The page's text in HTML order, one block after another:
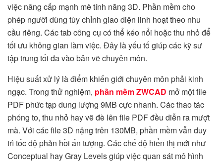
việc nâng cấp mạnh mẽ tính năng 3D. Phần mềm cho
phép người dùng tùy chỉnh giao diện linh hoạt theo nhu
cầu riêng. Các tab công cụ có thể kéo nổi hoặc thu nhỏ để
tối ưu không gian làm việc. Đây là yếu tố giúp các kỹ sư
tập trung tối đa vào bản vẽ chuyên môn.
Hiệu suất xử lý là điểm khiến giới chuyên môn phải kinh
ngạc. Trong thử nghiệm, phần mềm ZWCAD mở một file
PDF phức tạp dung lượng 9MB cực nhanh. Các thao tác
phóng to, thu nhỏ hay vẽ đè lên file PDF đều diễn ra mượt
mà. Với các file 3D nặng trên 130MB, phần mềm vẫn duy
trì tốc độ phản hồi ấn tượng. Các chế độ hiển thị mới như
Conceptual hay Gray Levels giúp việc quan sát mô hình